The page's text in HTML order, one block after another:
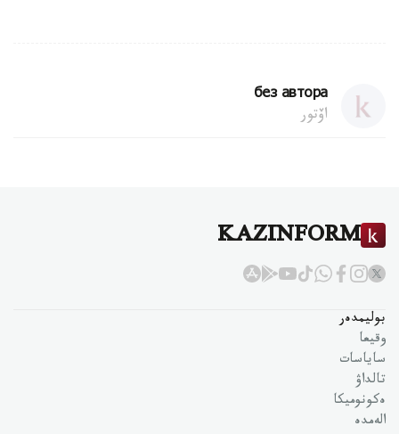
без автора
اۆتور
KAZINFORM
بوليمدەر
وقيعا
ساياسات
تالداۋ
ەكونوميكا
الەمدە